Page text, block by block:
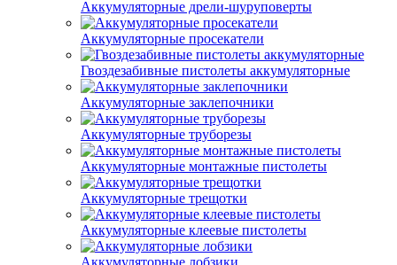
Аккумуляторные дрели-шуруповерты
Аккумуляторные просекатели
Гвоздезабивные пистолеты аккумуляторные
Аккумуляторные заклепочники
Аккумуляторные труборезы
Аккумуляторные монтажные пистолеты
Аккумуляторные трещотки
Аккумуляторные клеевые пистолеты
Аккумуляторные лобзики